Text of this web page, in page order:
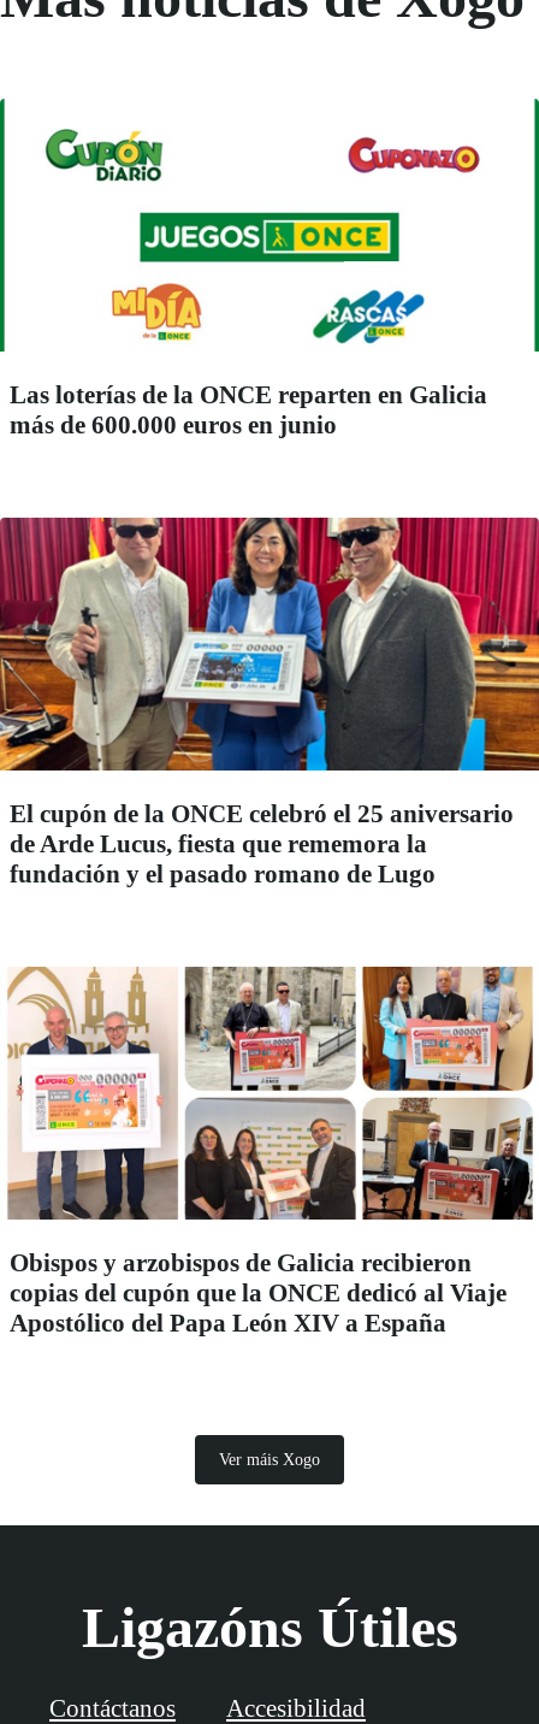
Las loterías de la ONCE reparten en Galicia
más de 600.000 euros en junio
El cupón de la ONCE celebró el 25 aniversario
de Arde Lucus, fiesta que rememora la
fundación y el pasado romano de Lugo
Obispos y arzobispos de Galicia recibieron
copias del cupón que la ONCE dedicó al Viaje
Apostólico del Papa León XIV a España
Ver máis Xogo
Ligazóns Útiles
Contáctanos Accesibilidad